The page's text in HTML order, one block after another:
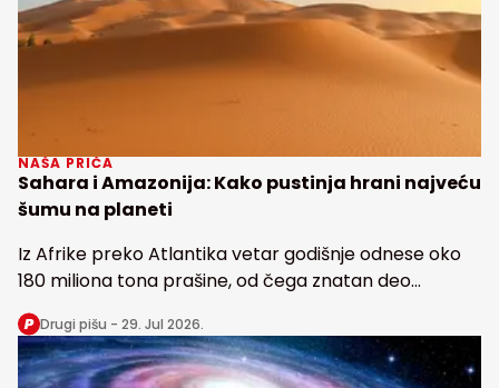
NAŠA PRIČA
Sahara i Amazonija: Kako pustinja hrani najveću
šumu na planeti
Iz Afrike preko Atlantika vetar godišnje odnese oko
180 miliona tona prašine, od čega znatan deo
snabdeva fosforom najveću tropsku kišnu šumu na
Zemlji
Drugi pišu - 29. Jul 2026.